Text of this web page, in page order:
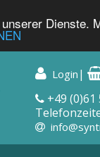
Dienste.
Login |
+49 (0)61